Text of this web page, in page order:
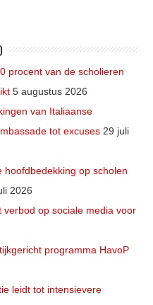
procent van de scholieren
5 augustus 2026
van Italiaanse
tot excuses 29 juli
hoofdbedekking op scholen
2026
op sociale media voor
programma HavoP
leidt tot intensievere